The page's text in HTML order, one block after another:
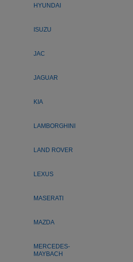
HYUNDAI
ISUZU
JAC
JAGUAR
KIA
LAMBORGHINI
LAND ROVER
LEXUS
MASERATI
MAZDA
MERCEDES-
MAYBACH